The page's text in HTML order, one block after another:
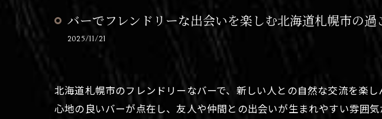
バーでフレンドリーな出会いを楽しむ北海道札幌市の過
2025/11/21
北海道札幌市のフレンドリーなバーで、新しい人との自然な交流を楽
心地の良いバーが点在し、友人や仲間との出会いが生まれやすい雰囲